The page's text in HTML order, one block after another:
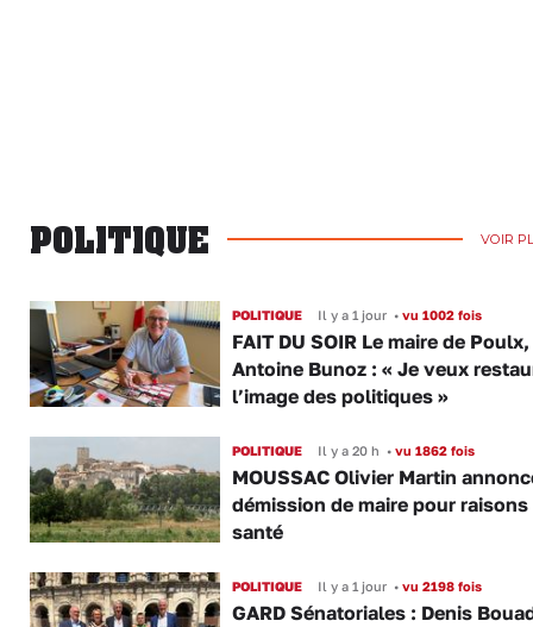
POLITIQUE VOIR
POLITIQUE Il y a 1 jour •vu 1002 fois
FAIT DU SOIR Le maire de
Antoine Bunoz : « Je veux
l’image des politiques »
POLITIQUE Il y a 20 h •vu 1862 fois
MOUSSAC Olivier Martin
démission de maire pour raisons
santé
POLITIQUE Il y a 1 jour •vu 2198 fois
GARD Sénatoriales : Denis